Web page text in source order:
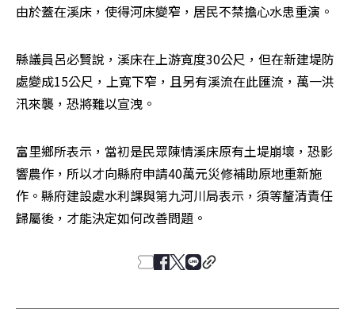
由於蓋在溪床，使得河床變窄，居民不禁擔心水患重演。
縣議員呂必賢說，溪床在上游寬度30公尺，但在新建堤防
處變成15公尺，上寬下窄，且另有溪流在此匯流，萬一洪
汛來襲，恐將難以宣洩。
富里鄉所表示，當初是民眾陳情溪床原有土堤崩壞，恐影
響農作，所以才向縣府申請40萬元災修補助原地重新施
作。縣府建設處水利課與第九河川局表示，須等釐清責任
歸屬後，才能決定如何改善問題。